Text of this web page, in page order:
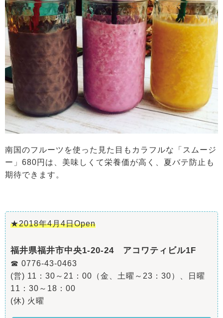
南国のフルーツを使った見た目もカラフルな「スムージ
ー」680円は、美味しくて栄養価が高く、夏バテ防止も
期待できます。
★2018年4月4日Open
福井県福井市中央1-20-24 アコワティビル1F
☎ 0776-43-0463
(営) 11：30～21：00（金、土曜～23：30）、日曜
11：30～18：00
(休) 火曜